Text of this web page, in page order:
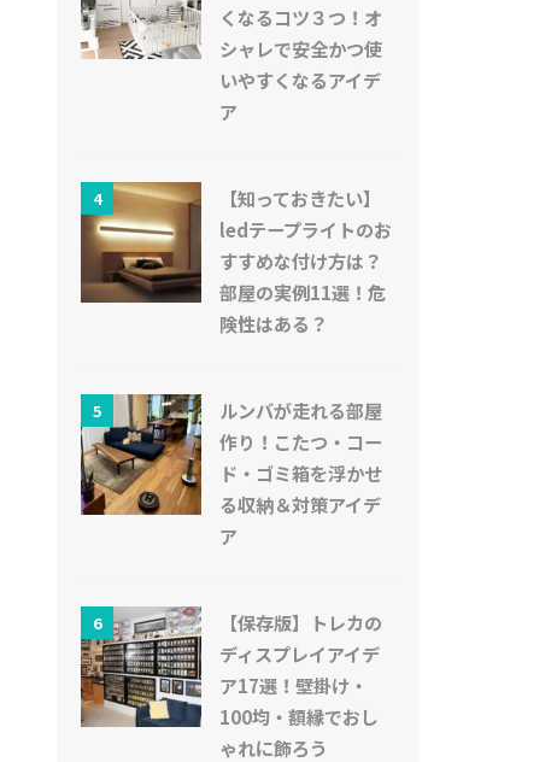
くなるコツ３つ！オ
シャレで安全かつ使
いやすくなるアイデ
ア
4
【知っておきたい】
ledテープライトのお
すすめな付け方は？
部屋の実例11選！危
険性はある？
5
ルンバが走れる部屋
作り！こたつ・コー
ド・ゴミ箱を浮かせ
る収納＆対策アイデ
ア
6
【保存版】トレカの
ディスプレイアイデ
ア17選！壁掛け・
100均・額縁でおし
ゃれに飾ろう